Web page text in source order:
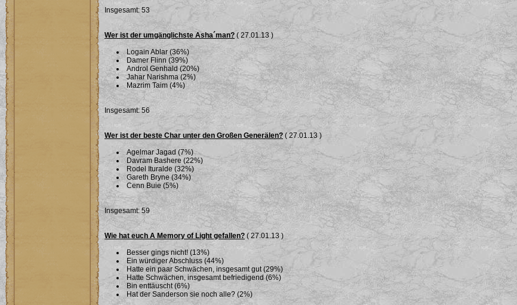
Insgesamt: 53
Wer ist der umgänglichste Asha´man? ( 27.01.13 )
Logain Ablar (36%)
Damer Flinn (39%)
Androl Genhald (20%)
Jahar Narishma (2%)
Mazrim Taim (4%)
Insgesamt: 56
Wer ist der beste Char unter den Großen Generälen? ( 27.01.13 )
Agelmar Jagad (7%)
Davram Bashere (22%)
Rodel Ituralde (32%)
Gareth Bryne (34%)
Cenn Buie (5%)
Insgesamt: 59
Wie hat euch A Memory of Light gefallen? ( 27.01.13 )
Besser gings nicht! (13%)
Ein würdiger Abschluss (44%)
Hatte ein paar Schwächen, insgesamt gut (29%)
Hatte Schwächen, insgesamt befriedigend (6%)
Bin enttäuscht (6%)
Hat der Sanderson sie noch alle? (2%)